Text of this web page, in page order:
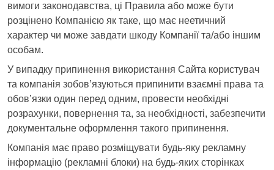
вимоги законодавства, ці Правила або може бути
розцінено Компанією як таке, що має неетичний
характер чи може завдати шкоду Компанії та/або іншим
особам.
У випадку припинення використання Сайта користувач
та компанія зобов’язуються припинити взаємні права та
обов’язки один перед одним, провести необхідні
розрахунки, повернення та, за необхідності, забезпечити
документальне оформлення такого припинення.
Компанія має право розміщувати будь-яку рекламну
інформацію (рекламні блоки) на будь-яких сторінках